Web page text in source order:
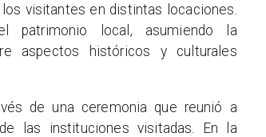
visitantes en distintas locaciones.
patrimonio local, asumiendo la
aspectos históricos y culturales
de una ceremonia que reunió a
las instituciones visitadas. En la